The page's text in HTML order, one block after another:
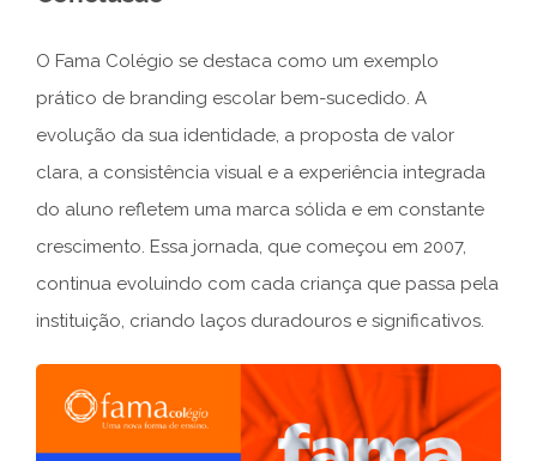
O Fama Colégio se destaca como um exemplo
prático de branding escolar bem-sucedido. A
evolução da sua identidade, a proposta de valor
clara, a consistência visual e a experiência integrada
do aluno refletem uma marca sólida e em constante
crescimento. Essa jornada, que começou em 2007,
continua evoluindo com cada criança que passa pela
instituição, criando laços duradouros e significativos.